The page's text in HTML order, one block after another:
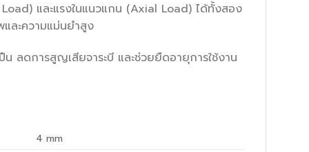
และแรงในแนวแกน (Axial Load) ได้ทั้งสอง
ละความแม่นยำสูง
ลดการสูญเสียจาระบี และช่วยยืดอายุการใช้งาน
4 mm